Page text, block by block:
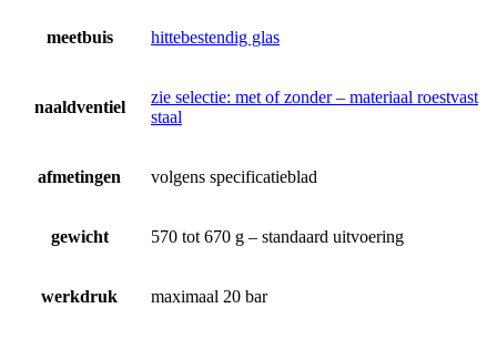
meetbuis hittebestendig glas
naaldventiel
zie selectie: met of zonder – materiaal roestvast
staal
afmetingen volgens specificatieblad
gewicht 570 tot 670 g – standaard uitvoering
werkdruk maximaal 20 bar